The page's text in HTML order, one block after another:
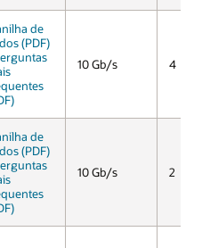
de
(PDF)
10 Gb/s 4
de
(PDF)
10 Gb/s 2